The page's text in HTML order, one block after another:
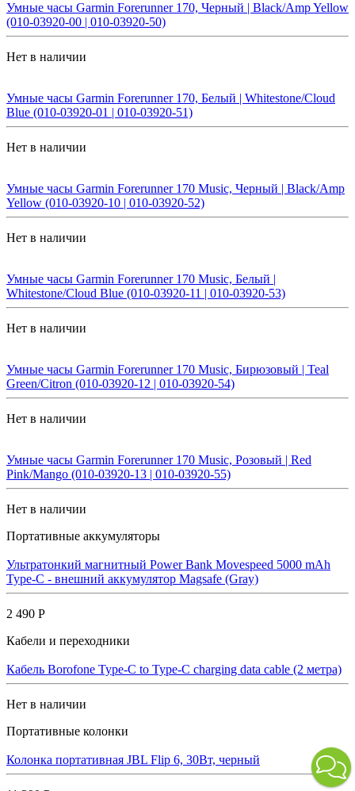
Умные часы Garmin Forerunner 170, Черный | Black/Amp Yellow
(010-03920-00 | 010-03920-50)
Нет в наличии
Умные часы Garmin Forerunner 170, Белый | Whitestone/Cloud
Blue (010-03920-01 | 010-03920-51)
Нет в наличии
Умные часы Garmin Forerunner 170 Music, Черный | Black/Amp
Yellow (010-03920-10 | 010-03920-52)
Нет в наличии
Умные часы Garmin Forerunner 170 Music, Белый |
Whitestone/Cloud Blue (010-03920-11 | 010-03920-53)
Нет в наличии
Умные часы Garmin Forerunner 170 Music, Бирюзовый | Teal
Green/Citron (010-03920-12 | 010-03920-54)
Нет в наличии
Умные часы Garmin Forerunner 170 Music, Розовый | Red
Pink/Mango (010-03920-13 | 010-03920-55)
Нет в наличии
Портативные аккумуляторы
Ультратонкий магнитный Power Bank Movespeed 5000 mAh
Type-C - внешний аккумулятор Magsafe (Gray)
2 490 Р
Кабели и переходники
Кабель Borofone Type-C to Type-C charging data cable (2 метра)
Нет в наличии
Портативные колонки
Колонка портативная JBL Flip 6, 30Вт, черный